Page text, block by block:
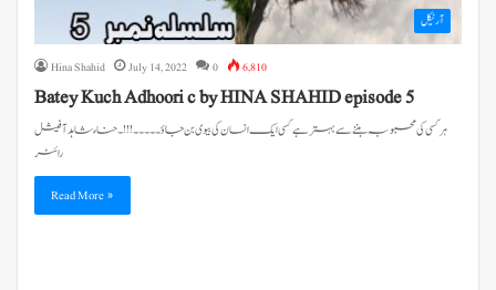
آرٹیکل
Hina Shahid July 14, 2022 0 6,810
Batey Kuch Adhoori c by HINA SHAHID episode 5
ہر کسی کی محبوبہ بننے سے بہتر ہے کسی ایک انسان کی بیوی بن جاؤ۔۔۔۔۔!!!۔ حناء شاہد آفیشل
رائٹر
Read More »